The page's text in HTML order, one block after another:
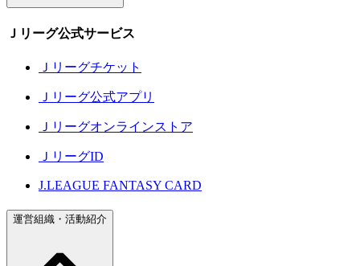
Ｊリーグ公式サービス
Ｊリーグチケット
Ｊリーグ公式アプリ
Ｊリーグオンラインストア
ＪリーグID
J.LEAGUE FANTASY CARD
運営組織・活動紹介